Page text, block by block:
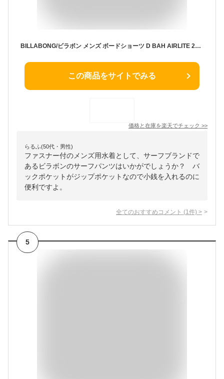
BILLABONG/ビラボン メンズ ボードショーツ D BAH AIRLITE 2024 SPRING BE011-508 サーフパンツ サーフショーツ ショートパンツ 水着 海水浴 伸縮性 ジップポケット付き ビーチ 防水 男性用
この商品をサイトでみる
価格と在庫を楽天でチェック >>
らるふ(50代・男性)
ファスナー付のメンズ用水着として、サーフブランドで
あるビラボンのサーフパンツはいかがでしょうか？ バ
ックポケットがジップポケットなので小銭を入れるのに
便利ですよ。
全てのおすすめコメント (1 件) >
5